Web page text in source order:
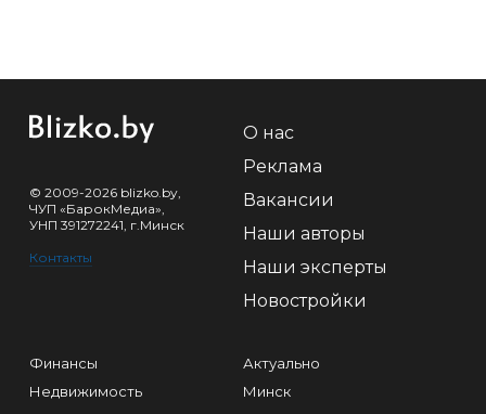
© 2009-2026 blizko.by,
ЧУП «БарокМедиа»,
УНП 391272241, г.Минск
Контакты
О нас
Реклама
Вакансии
Наши авторы
Наши эксперты
Новостройки
Финансы
Недвижимость
Актуально
Минск